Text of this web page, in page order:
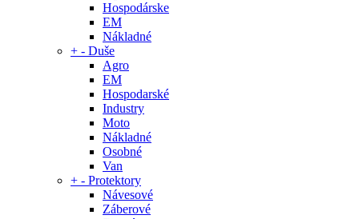
Hospodárske
EM
Nákladné
+ - Duše
Agro
EM
Hospodarské
Industry
Moto
Nákladné
Osobné
Van
+ - Protektory
Návesové
Záberové